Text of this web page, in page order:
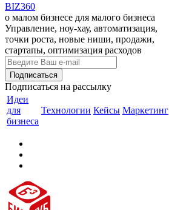
BIZ360
о малом бизнесе для малого бизнеса
Управление, ноу-хау, автоматизация,
точки роста, новые ниши, продажи,
стартапы, оптимизация расходов
Подписаться на рассылку
Идеи
для
бизнеса
Технологии Кейсы Маркетинг